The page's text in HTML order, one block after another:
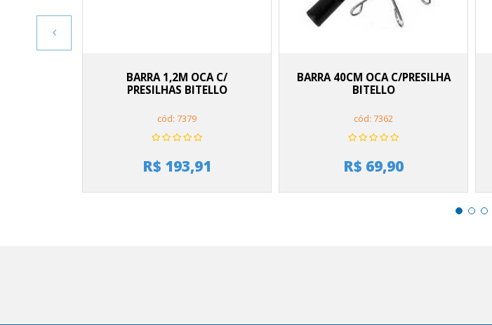
BARRA 1,2M OCA C/
PRESILHAS BITELLO
cód: 7379
R$ 193,91
BARRA 40CM OCA C/PRESILHA
BITELLO
cód: 7362
R$ 69,90